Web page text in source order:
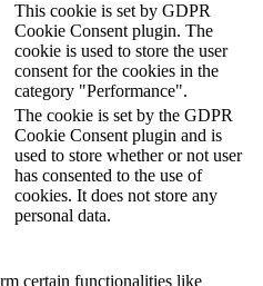
This cookie is set by GDPR
Cookie Consent plugin. The
cookie is used to store the user
consent for the cookies in the
category "Performance".
The cookie is set by the GDPR
Cookie Consent plugin and is
used to store whether or not user
has consented to the use of
cookies. It does not store any
personal data.
certain functionalities like